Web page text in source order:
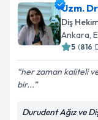
Uzm.
Diş
Ankara,
5 (816
her zaman kaliteli
bir...
Durudent Ağız ve